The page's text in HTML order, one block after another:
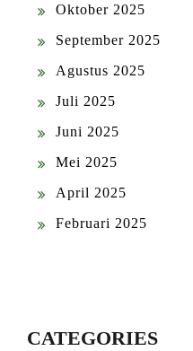
Oktober 2025
September 2025
Agustus 2025
Juli 2025
Juni 2025
Mei 2025
April 2025
Februari 2025
CATEGORIES